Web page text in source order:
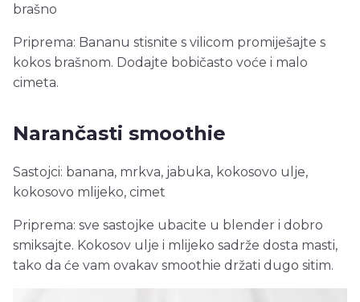
brašno
Priprema: Bananu stisnite s vilicom promiješajte s
kokos brašnom. Dodajte bobičasto voće i malo
cimeta.
Narančasti smoothie
Sastojci: banana, mrkva, jabuka, kokosovo ulje,
kokosovo mlijeko, cimet
Priprema: sve sastojke ubacite u blender i dobro
smiksajte. Kokosov ulje i mlijeko sadrže dosta masti,
tako da će vam ovakav smoothie držati dugo sitim.